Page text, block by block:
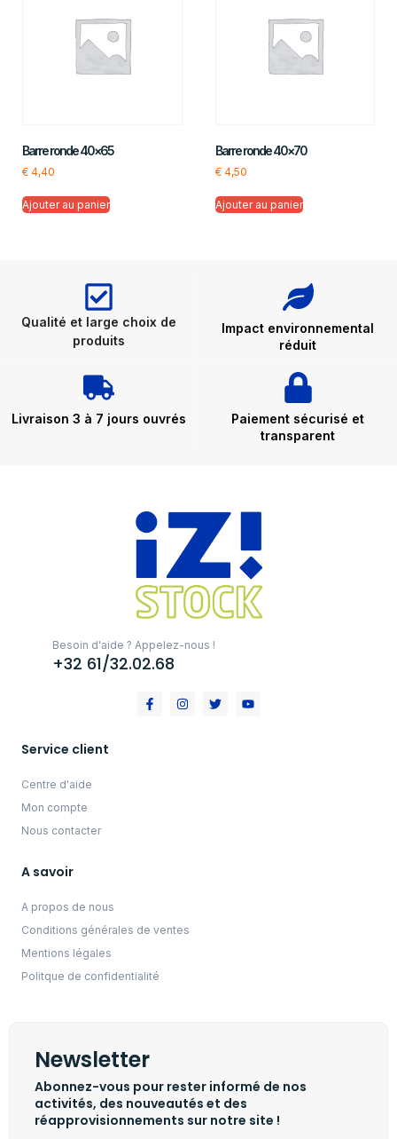
Barre ronde 40×65
€ 4,40
Ajouter au panier
Barre ronde 40×70
€4,50
Ajouter au panier
Qualité et large choix de
produits
Impact environnemental
réduit
Livraison 3 à 7 jours ouvrés
Paiement sécurisé et
transparent
Besoin d'aide ? Appelez-nous !
+32 61/32.02.68
Service client
Centre d'aide
Mon compte
Nous contacter
A savoir
A propos de nous
Conditions générales de ventes
Mentions légales
Politque de confidentialité
Newsletter
Abonnez-vous pour rester informé de nos
activités, des nouveautés et des
réapprovisionnements sur notre site !